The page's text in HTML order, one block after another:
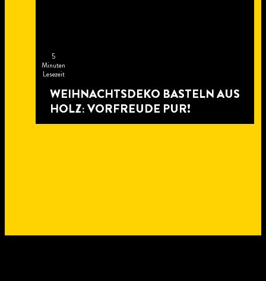
5
Minuten
Lesezeit
WEIHNACHTSDEKO BASTELN AUS
HOLZ: VORFREUDE PUR!